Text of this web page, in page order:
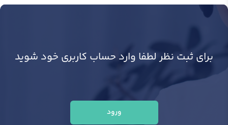
برای ثبت نظر لطفا وارد حساب کاربری خود شوید
ورود